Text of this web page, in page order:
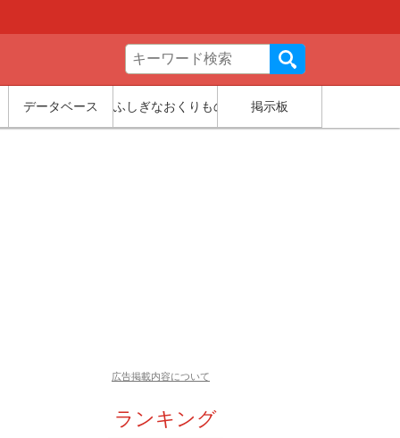
データベース ふしぎなおくりもの 掲示板
広告掲載内容について
ランキング